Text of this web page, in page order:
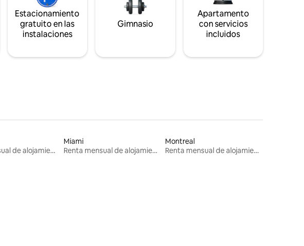
Estacionamiento
gratuito en las
instalaciones
Gimnasio
Apartamento
con servicios
incluidos
Renta mensual de alojamientos
Miami
Renta mensual de alojamientos
Montreal
Renta mensual de alojamientos